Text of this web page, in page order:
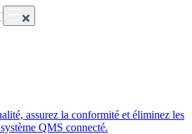
assurez la conformité et éliminez les
QMS connecté.